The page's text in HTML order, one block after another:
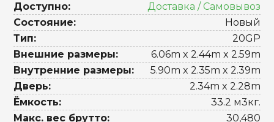
Доступно:
Доставка / Самовывоз
Состояние:
Новый
Тип:
20GP
Внешние размеры:
6.06m x 2.44m x 2.59m
Внутренние размеры:
5.90m x 2.35m x 2.39m
Дверь:
2.34m x 2.28m
Ёмкость:
33.2 м3кг.
Макс. вес брутто:
30,480